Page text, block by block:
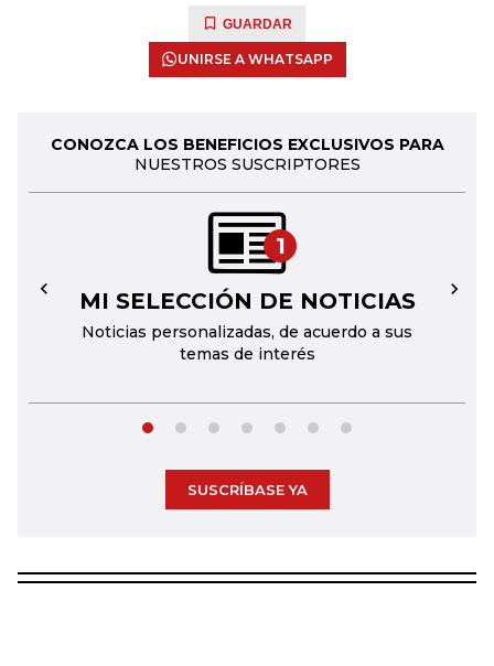
GUARDAR
UNIRSE A WHATSAPP
CONOZCA LOS BENEFICIOS EXCLUSIVOS PARA
NUESTROS SUSCRIPTORES
1
MI SELECCIÓN DE NOTICIAS
Noticias personalizadas, de acuerdo a sus
temas de interés
← →
SUSCRÍBASE YA